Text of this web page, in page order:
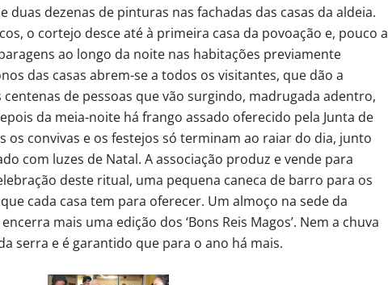
duas dezenas de pinturas nas fachadas das casas da aldeia.
o cortejo desce até à primeira casa da povoação e, pouco a
ao longo da noite nas habitações previamente
das casas abrem-se a todos os visitantes, que dão a
de pessoas que vão surgindo, madrugada adentro,
da meia-noite há frango assado oferecido pela Junta de
os convivas e os festejos só terminam ao raiar do dia, junto
com luzes de Natal. A associação produz e vende para
deste ritual, uma pequena caneca de barro para os
cada casa tem para oferecer. Um almoço na sede da
mais uma edição dos ‘Bons Reis Magos’. Nem a chuva
serra e é garantido que para o ano há mais.